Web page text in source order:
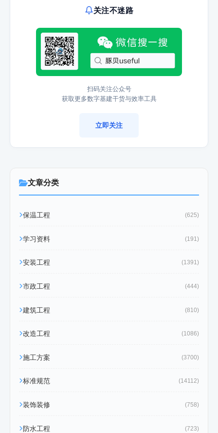
关注不迷路
扫码关注公众号
获取更多数字基建干货与效率工具
立即关注
文章分类
保温工程 (625)
学习资料 (191)
安装工程 (1391)
市政工程 (444)
建筑工程 (810)
改造工程 (1086)
施工方案 (3700)
标准规范 (14112)
装饰装修 (758)
防水工程 (723)